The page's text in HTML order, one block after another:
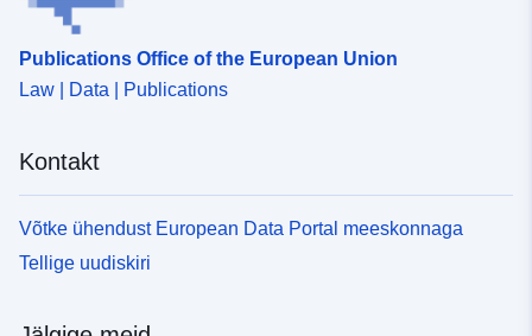
Publications Office of the European Union
Law | Data | Publications
Kontakt
Võtke ühendust European Data Portal meeskonnaga
Tellige uudiskiri